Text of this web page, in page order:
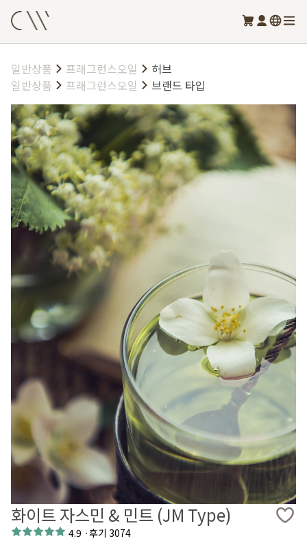
일반상품 프래그런스오일
허브
일반상품
프래그런스오일 브랜드 타입
화이트 자스민 & 민트 (JM Type)
4.9 ·후기 3074